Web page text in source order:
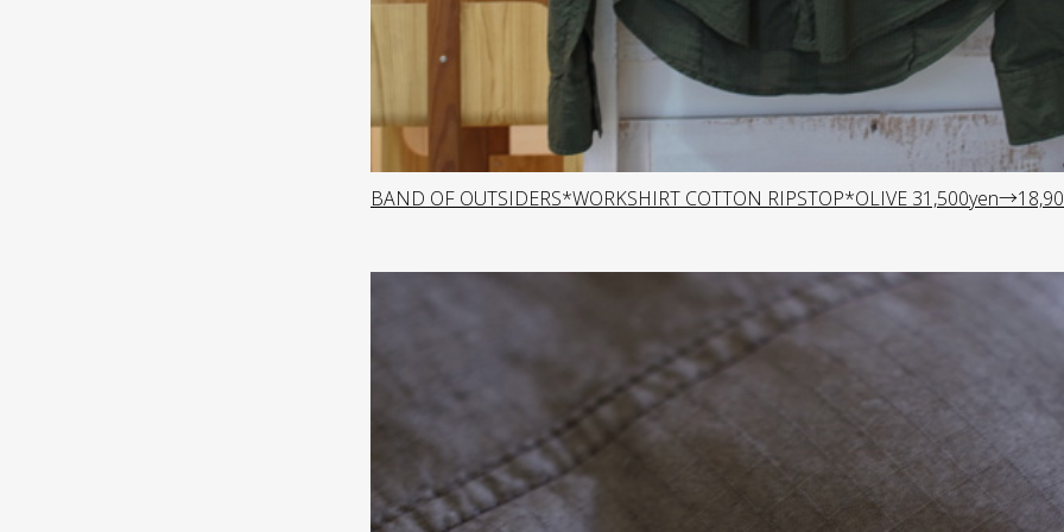
BAND OF OUTSIDERS*WORKSHIRT COTTON RIPSTOP*OLIVE